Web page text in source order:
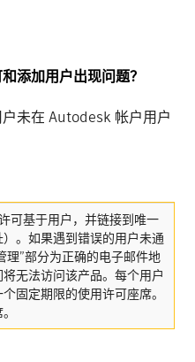
添加用户出现问题？
未在 Autodesk 帐户用户
可基于用户，并链接到唯一
。如果遇到错误的用户未通
理”部分为正确的电子邮件地
无法访问该产品。每个用户
固定期限的使用许可座席。